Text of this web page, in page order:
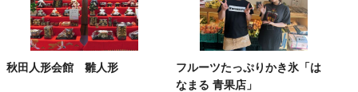
秋田人形会館 雛人形
フルーツたっぷりかき氷「は
なまる 青果店」